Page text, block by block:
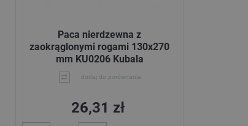
Paca nierdzewna z
zaokrąglonymi rogami 130x270
mm KU0206 Kubala
dodaj do porównania
26,31 zł